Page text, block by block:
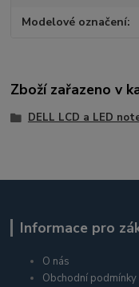
Modelové označení
Zboží zařazeno v
DELL LCD a LED
Informace pro
O nás
Obchodní podmínky